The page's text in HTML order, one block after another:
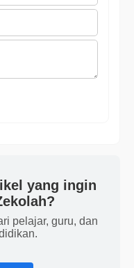
yang ingin
pelajar, guru, dan